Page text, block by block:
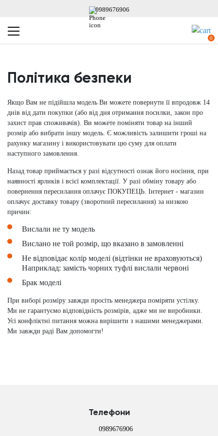
0989676906
0
Політика безпеки
Якщо Вам не підійшла модель Ви можете повернути її впродовж 14
днів від дати покупки (або від дня отримання посилки, закон про
захист прав споживачів). Ви можете поміняти товар на інший
розмір або вибрати іншу модель. Є можливість залишити гроші на
рахунку магазину і використовувати цю суму для оплати
наступного замовлення.
Назад товар приймається у разі відсутності ознак його носіння, при
наявності ярликів і всієї комплектації. У разі обміну товару або
повернення пересилання оплачує ПОКУПЕЦЬ. Інтернет - магазин
оплачує доставку товару (зворотний пересилання) за низкою
причин:
Вислали не ту модель
Вислано не той розмір, що вказано в замовленні
Не відповідає колір моделі (відтінки не враховуються)
Наприклад: замість чорних туфлі вислали червоні
Брак моделі
При виборі розміру завжди просіть менеджера поміряти устілку.
Ми не гарантуємо відповідність розмірів, адже ми не виробники.
Усі конфліктні питання можна вирішити з нашими менеджерами.
Ми завжди раді Вам допомогти!
Телефони
0989676906